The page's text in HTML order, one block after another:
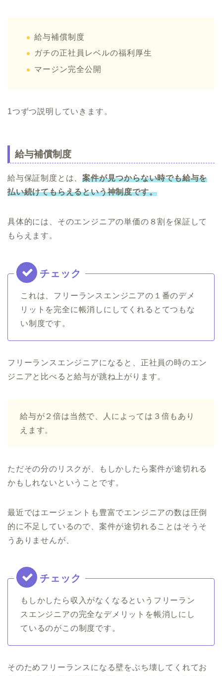
給与補償制度
ガチの正社員レベルの福利厚生
マージン完全公開
1つずつ説明していきます。
給与補償制度
給与保証制度とは、案件が見つからない時でも給与を
払い続けてもらえるという神制度です。
具体的には、そのエンジニアの単価の８割を保証して
もらえます。
これは、フリーランスエンジニアの１番のデメ
リットを完全に帳消しにしてくれるとてつもな
い制度です。
フリーランスエンジニアになると、正社員の時のエン
ジニアと比べると給与が跳ね上がります。
給与が２倍は当然で、人によっては３倍もあり
えます。
ただその分のリスクが、もしかしたら案件が途切れる
かもしれないということです。
最近ではエージェントも豊富でエンジニアの数は圧倒
的に不足しているので、案件が途切れることはそうそ
うありませんが、
もしかしたら収入がなくなるというフリーラン
スエンジニアの完全なデメリットを帳消しにし
ているのがこの制度です。
そのためフリーランスになる壁をぶち壊してくれてお